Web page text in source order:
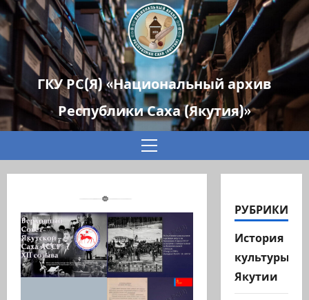
ГКУ РС(Я) «Национальный архив
Республики Саха (Якутия)»
Основное
РУБРИКИ
История
культуры
Якутии